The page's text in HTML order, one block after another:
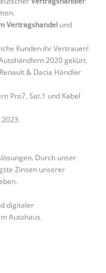
Vertragshandel und
Kunden ihr Vertrauen!
2020 gekürt.
& Dacia Händler
Pro7, Sat.1 und Kabel
Durch unser
Zinsen unserer
digitaler
Autohaus.